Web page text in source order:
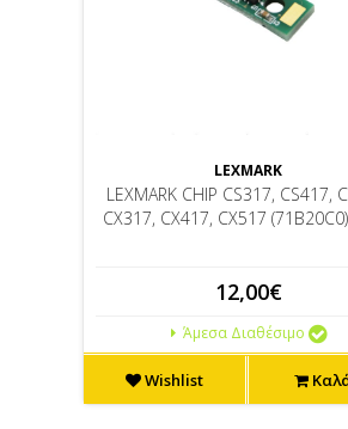
LEXMARK
LEXMARK CHIP CS317, CS417,
CX317, CX417, CX517
12,00€
Άμεσα Διαθέσιμο
Wishlist